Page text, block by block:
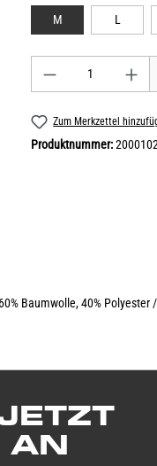
M L
Zum Merkzettel
Produktnummer:
Baumwolle, 40% Polyester /
AN